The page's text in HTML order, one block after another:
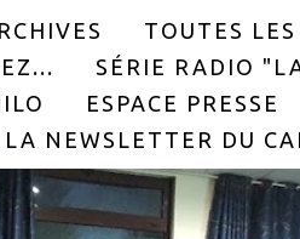
TOUTES LES
SÉRIE RADIO
ESPACE PRESSE
NEWSLETTER DU